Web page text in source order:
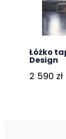
Łóżko
Design
2 590 zł